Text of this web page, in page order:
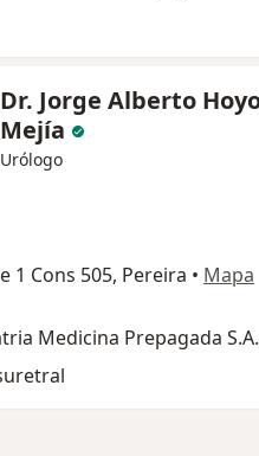
Dr. Jorge Alberto
Mejía
Urólogo
1 Cons 505, Pereira • Mapa
Medicina Prepagada S.A.